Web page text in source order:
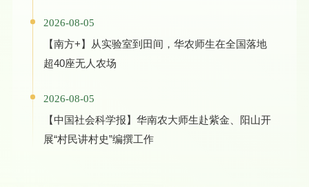
2026-08-05
【南方+】从实验室到田间，华农师生在全国落地
超40座无人农场
2026-08-05
【中国社会科学报】华南农大师生赴紫金、阳山开
展“村民讲村史”编撰工作